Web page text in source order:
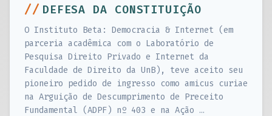
// DEFESA DA CONSTITUIÇÃO
O Instituto Beta: Democracia & Internet (em
parceria acadêmica com o Laboratório de
Pesquisa Direito Privado e Internet da
Faculdade de Direito da UnB), teve aceito seu
pioneiro pedido de ingresso como amicus curiae
na Arguição de Descumprimento de Preceito
Fundamental (ADPF) nº 403 e na Ação …